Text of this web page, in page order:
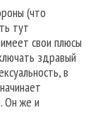
(что
тут
свои плюсы
здравый
в
Он же и